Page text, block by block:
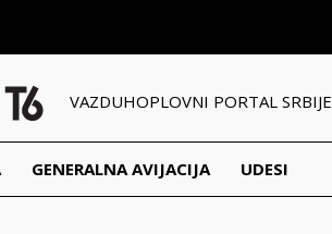
VAZDUHOPLOVNI PORTAL SRBIJE
GENERALNA AVIJACIJA UDESI